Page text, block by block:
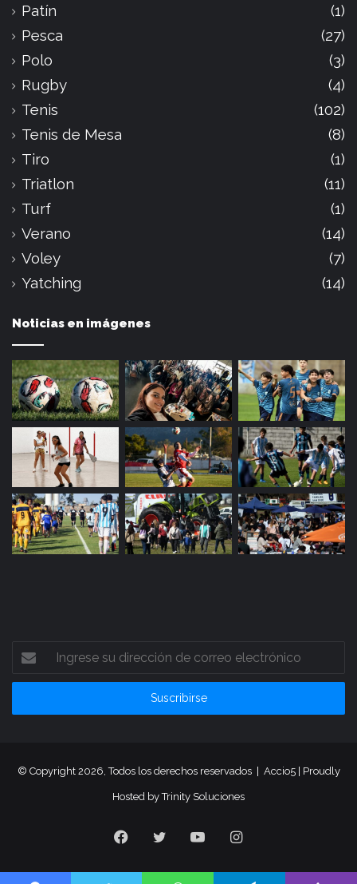
Patín
(1)
Pesca
(27)
Polo
(3)
Rugby
(4)
Tenis
(102)
Tenis de Mesa
(8)
Tiro
(1)
Triatlon
(11)
Turf
(1)
Verano
(14)
Voley
(7)
Yatching
(14)
Noticias en imágenes
Ingrese
su
dirección
correo
© Copyright 2026, Todos los derechos reservados | Accio5| Proudly
Hosted byTrinity Soluciones
Facebook
Twitter YouTubeInstagram